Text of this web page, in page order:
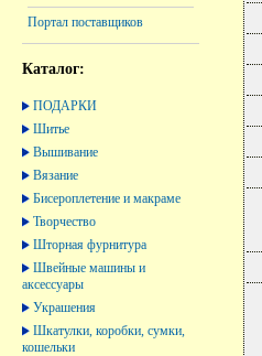
Портал поставщиков
Каталог:
ПОДАРКИ
Шитье
Вышивание
Вязание
Бисероплетение и макраме
Творчество
Шторная фурнитура
Швейные машины и
аксессуары
Украшения
Шкатулки, коробки, сумки,
кошельки